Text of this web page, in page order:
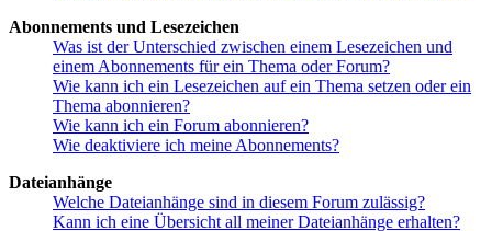
Abonnements und Lesezeichen
Was ist der Unterschied zwischen einem Lesezeichen und
einem Abonnements für ein Thema oder Forum?
Wie kann ich ein Lesezeichen auf ein Thema setzen oder ein
Thema abonnieren?
Wie kann ich ein Forum abonnieren?
Wie deaktiviere ich meine Abonnements?
Dateianhänge
Welche Dateianhänge sind in diesem Forum zulässig?
Kann ich eine Übersicht all meiner Dateianhänge erhalten?